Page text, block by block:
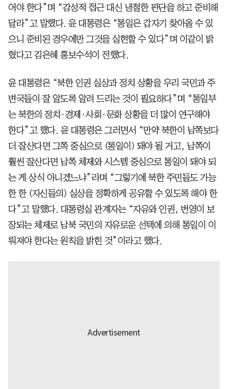
어야 한다”며 “감성적 접근 대신 냉철한 판단을 하고 준비해
달라”고 말했다. 윤 대통령은 “통일은 갑자기 찾아올 수 있
으니 준비된 경우에만 그것을 실현할 수 있다”며 이같이 밝
혔다고 김은혜 홍보수석이 전했다.
윤 대통령은 “북한 인권 실상과 정치 상황을 우리 국민과 주
변국들이 잘 알도록 알려 드리는 것이 필요하다”며 “통일부
는 북한의 정치·경제·사회·문화 상황을 더 많이 연구해야
한다”고 했다. 윤 대통령은 그러면서 “만약 북한이 남쪽보다
더 잘산다면 그쪽 중심으로 (통일이) 돼야 될 거고, 남쪽이
훨씬 잘산다면 남쪽 체제와 시스템 중심으로 통일이 돼야 되
는 게 상식 아니겠느냐”라며 “그렇기에 북한 주민들도 가능
한 한 (자신들의) 실상을 정확하게 공유할 수 있도록 해야 한
다”고 말했다. 대통령실 관계자는 “자유와 인권, 번영이 보
장되는 체제로 남북 국민의 자유로운 선택에 의해 통일이 이
뤄져야 한다는 원칙을 밝힌 것”이라고 했다.